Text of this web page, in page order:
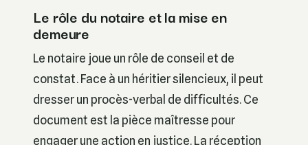
Le rôle du notaire et la mise en
demeure
Le notaire joue un rôle de conseil et de
constat. Face à un héritier silencieux, il peut
dresser un procès-verbal de difficultés. Ce
document est la pièce maîtresse pour
engager une action en justice. La réception